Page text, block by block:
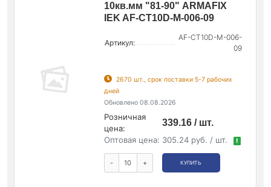
10кв.мм "81-90" ARMAFIX
IEK AF-CT10D-M-006-09
Артикул:
AF-CT10D-M-006-
09
2670 шт., срок поставки 5-7 рабочих
дней
Обновлено 08.08.2026
Розничная
цена:
339.16 / шт.
Оптовая цена: 305.24 руб. / шт. !
- + КУПИТЬ